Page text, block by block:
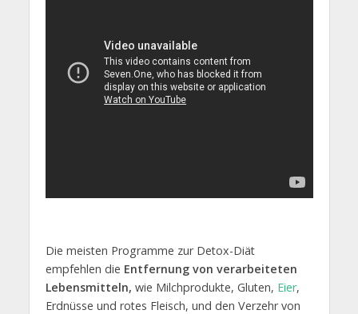
Die meisten Programme zur Detox-Diät
empfehlen die Entfernung von verarbeiteten
Lebensmitteln, wie Milchprodukte, Gluten, Eier,
Erdnüsse und rotes Fleisch, und den Verzehr von